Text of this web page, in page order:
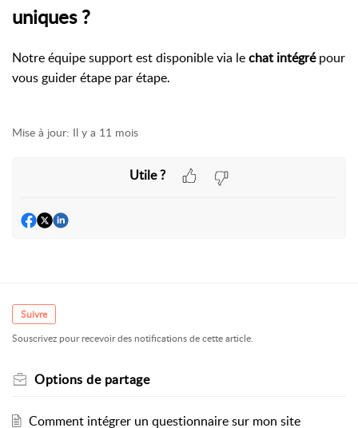
uniques ?
Notre équipe support est disponible via lechat intégrépour
vous guider étape par étape.
Mise à jour: Il y a 11 mois
Utile ?
Suivre
Souscrivez pour recevoir des notifications de cette article.
Options de partage
Comment intégrer un questionnaire sur mon site